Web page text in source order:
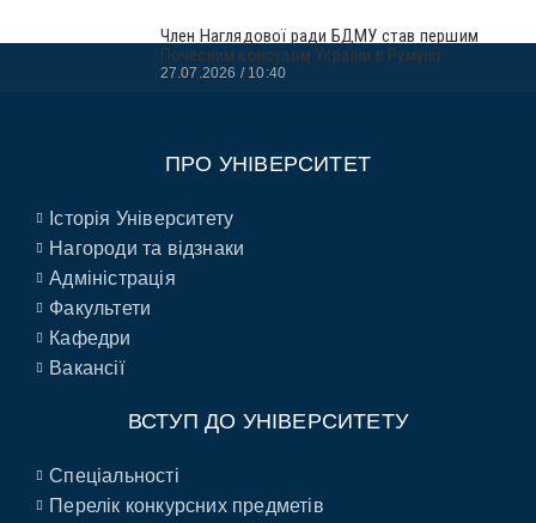
Член Наглядової ради БДМУ став першим
Почесним консулом України в Румунії
27.07.2026 10:40
ПРО УНІВЕРСИТЕТ
Історія Університету
Нагороди та відзнаки
Адміністрація
Факультети
Кафедри
Вакансії
ВСТУП ДО УНІВЕРСИТЕТУ
Спеціальності
Перелік конкурсних предметів